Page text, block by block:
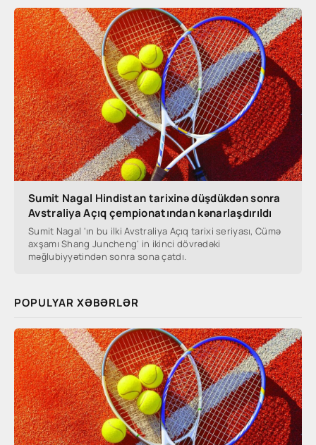
Sumit Nagal Hindistan tarixinə düşdükdən sonra
Avstraliya Açıq çempionatından kənarlaşdırıldı
Sumit Nagal 'ın bu ilki Avstraliya Açıq tarixi seriyası, Cümə
axşamı Shang Juncheng' in ikinci dövrədəki
məğlubiyyətindən sonra sona çatdı.
POPULYAR XƏBƏRLƏR